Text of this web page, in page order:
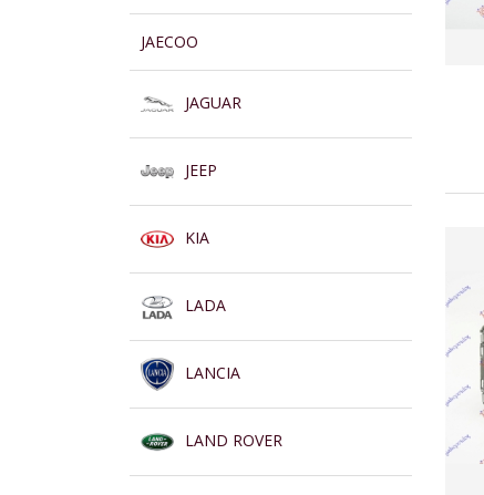
JAECOO
JAGUAR
JEEP
KIA
LADA
LANCIA
LAND ROVER